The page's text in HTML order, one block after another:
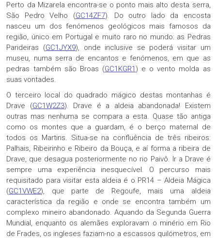
Perto da Mizarela encontra-se o ponto mais alto desta serra,
São Pedro Velho (GC14ZF7). Do outro lado da encosta
nasceu um dos fenómenos geológicos mais famosos da
região, único em Portugal e muito raro no mundo: as Pedras
Parideiras (GC1JYX9), onde inclusive se poderá visitar um
museu, numa serra de encantos e fenómenos, em que as
pedras também são Broas (GC1KGR1) e o vento molda as
suas vontades.
O terceiro local do quadrado mágico destas montanhas é
Drave (GC1W2Z3). Drave é a aldeia abandonada! Existem
outras mas nenhuma se compara a esta. Quase tão antiga
como os montes que a guardam, é o berço maternal de
todos os Martins. Situa-se na confluência de três ribeiros:
Palhais, Ribeirinho e Ribeiro da Bouça, e aí forma a ribeira de
Drave, que desagua posteriormente no rio Paivô. Ir a Drave é
sempre uma experiência inesquecível. O percurso mais
requisitado para visitar esta aldeia é o PR14 – Aldeia Mágica
(GC1VWE2), que parte de Regoufe, mais uma aldeia
característica da região e onde se encontra também um
complexo mineiro abandonado. Aquando da Segunda Guerra
Mundial, enquanto os alemães exploravam o minério em Rio
de Frades, os ingleses faziam-no a escassos quilómetros, em